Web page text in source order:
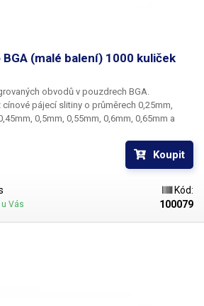
(malé balení) 1000 kuliček
obvodů v pouzdrech BGA.
pájecí slitiny o průměrech 0,25mm,
0,5mm, 0,55mm, 0,6mm, 0,65mm a
Ampule obsahuje vždy 1000 kusů
Koupit
Vás
Kód:
100079